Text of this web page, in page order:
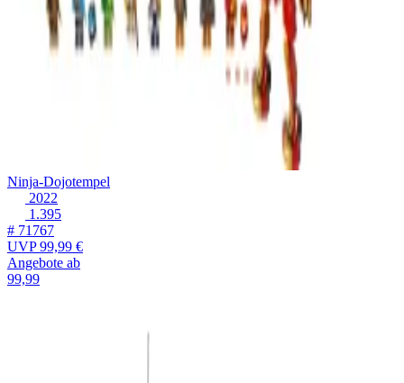
Ninja-Dojotempel
2022
1.395
# 71767
UVP99,99 €
Angebote ab
99,99